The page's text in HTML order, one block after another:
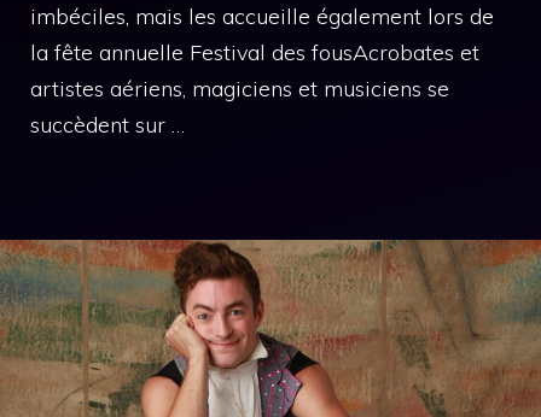
imbéciles, mais les accueille également lors de
la fête annuelle Festival des fousAcrobates et
artistes aériens, magiciens et musiciens se
succèdent sur …